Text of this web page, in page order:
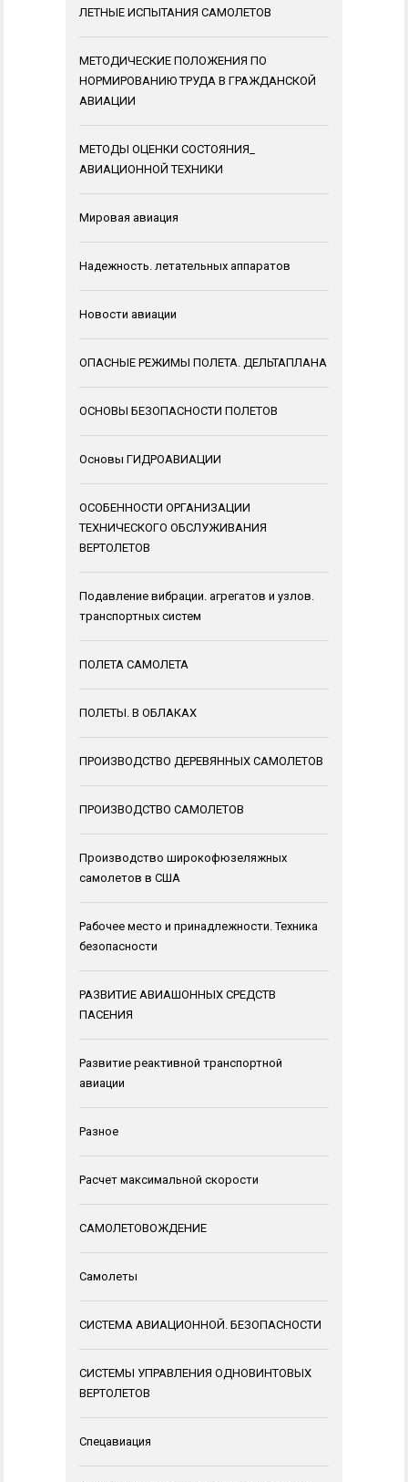
ЛЕТНЫЕ ИСПЫТАНИЯ САМОЛЕТОВ
МЕТОДИЧЕСКИЕ ПОЛОЖЕНИЯ ПО
НОРМИРОВАНИЮ ТРУДА В ГРАЖДАНСКОЙ
АВИАЦИИ
МЕТОДЫ ОЦЕНКИ СОСТОЯНИЯ_
АВИАЦИОННОЙ ТЕХНИКИ
Мировая авиация
Надежность. летательных аппаратов
Новости авиации
ОПАСНЫЕ РЕЖИМЫ ПОЛЕТА. ДЕЛЬТАПЛАНА
ОСНОВЫ БЕЗОПАСНОСТИ ПОЛЕТОВ
Основы ГИДРОАВИАЦИИ
ОСОБЕННОСТИ ОРГАНИЗАЦИИ
ТЕХНИЧЕСКОГО ОБСЛУЖИВАНИЯ
ВЕРТОЛЕТОВ
Подавление вибрации. агрегатов и узлов.
транспортных систем
ПОЛЕТА САМОЛЕТА
ПОЛЕТЫ. В ОБЛАКАХ
ПРОИЗВОДСТВО ДЕРЕВЯННЫХ САМОЛЕТОВ
ПРОИЗВОДСТВО САМОЛЕТОВ
Производство широкофюзеляжных
самолетов в США
Рабочее место и принадлежности. Техника
безопасности
РАЗВИТИЕ АВИАШОННЫХ СРЕДСТВ
ПАСЕНИЯ
Развитие реактивной транспортной
авиации
Разное
Расчет максимальной скорости
САМОЛЕТОВОЖДЕНИЕ
Самолеты
СИСТЕМА АВИАЦИОННОЙ. БЕЗОПАСНОСТИ
СИСТЕМЫ УПРАВЛЕНИЯ ОДНОВИНТОВЫХ
ВЕРТОЛЕТОВ
Спецавиация